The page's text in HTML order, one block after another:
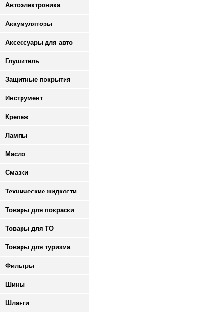
Автоэлектроника
Аккумуляторы
Аксессуары для авто
Глушитель
Защитные покрытия
Инструмент
Крепеж
Лампы
Масло
Смазки
Технические жидкости
Товары для покраски
Товары для ТО
Товары для туризма
Фильтры
Шины
Шланги